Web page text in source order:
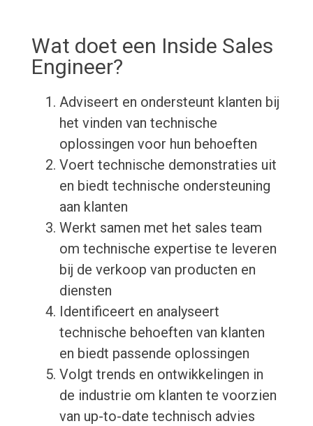
Wat doet een Inside Sales
Engineer?
Adviseert en ondersteunt klanten bij
het vinden van technische
oplossingen voor hun behoeften
Voert technische demonstraties uit
en biedt technische ondersteuning
aan klanten
Werkt samen met het sales team
om technische expertise te leveren
bij de verkoop van producten en
diensten
Identificeert en analyseert
technische behoeften van klanten
en biedt passende oplossingen
Volgt trends en ontwikkelingen in
de industrie om klanten te voorzien
van up-to-date technisch advies